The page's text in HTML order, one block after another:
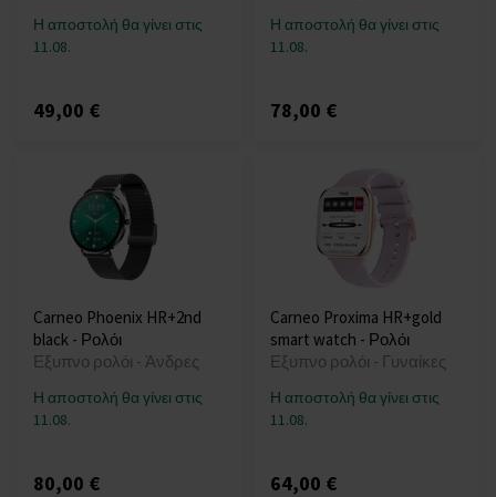
Η αποστολή θα γίνει στις
11.08.
49,00 €
Η αποστολή θα γίνει στις
11.08.
78,00 €
Carneo Phoenix HR+2nd
black - Ρολόι
Εξυπνο ρολόι - Άνδρες
Η αποστολή θα γίνει στις
11.08.
80,00 €
Carneo Proxima HR+gold
smart watch - Ρολόι
Εξυπνο ρολόι - Γυναίκες
Η αποστολή θα γίνει στις
11.08.
64,00 €